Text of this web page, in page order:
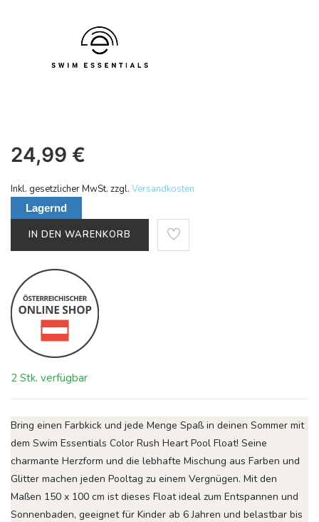
24,99 €
Inkl. gesetzlicher MwSt. zzgl. Versandkosten
Lagernd
IN DEN WARENKORB
2 Stk. verfügbar
Bring einen Farbkick und jede Menge Spaß in deinen Sommer mit
dem Swim Essentials Color Rush Heart Pool Float! Seine
charmante Herzform und die lebhafte Mischung aus Farben und
Glitter machen jeden Pooltag zu einem Vergnügen. Mit den
Maßen 150 x 100 cm ist dieses Float ideal zum Entspannen und
Sonnenbaden, geeignet für Kinder ab 6 Jahren und belastbar bis